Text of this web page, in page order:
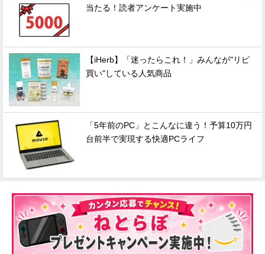
当たる！読者アンケート実施中
【iHerb】「迷ったらこれ！」みんなが"リピ
買い"している人気商品
「5年前のPC」とこんなに違う！予算10万円
台前半で実現する快適PCライフ